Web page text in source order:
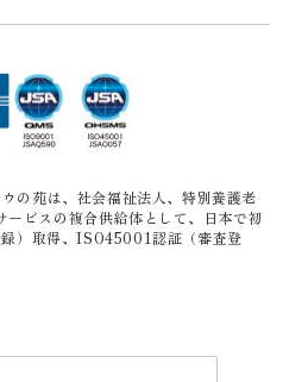
の苑は、社会福祉法人、特別養護老
ービスの複合供給体として、日本で初
）取得、ISO45001認証（審査登